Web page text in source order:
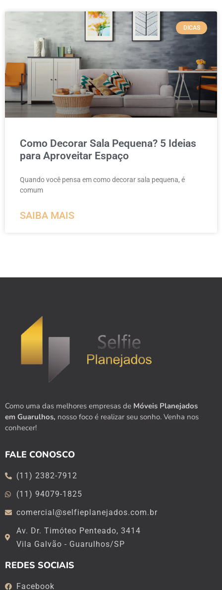
DICAS
Como Decorar Sala Pequena? 5 Ideias
para Aproveitar Espaço
Quando você pensa em como decorar sala pequena, é
comum
SAIBA MAIS
Como uma das melhores empresas de Móveis Planejados
em Guarulhos, nosso foco é realizar seu sonho. Venha nos
conhecer!
FALE CONOSCO
(11) 2382-7912
(11) 94079-1825
comercial@selfieplanejados.com.br
Av. Dr. Timóteo Penteado, 3414
Vila Galvão - Guarulhos/SP
REDES SOCIAIS
Facebook